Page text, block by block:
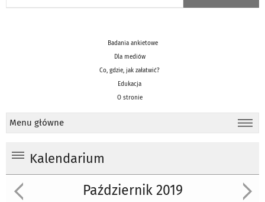
Badania ankietowe
Dla mediów
Co, gdzie, jak załatwić?
Edukacja
O stronie
Menu główne
Kalendarium
Październik 2019